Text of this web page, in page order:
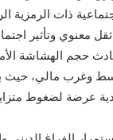
ذات الرمزية
معنوي وتأثير
حجم الهشاشة
وغرب مالي، حيث
عرضة لضغوط